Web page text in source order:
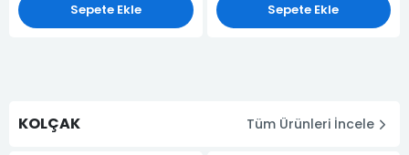
Sepete Ekle Sepete Ekle
KOLÇAK Tüm Ürünleri İncele